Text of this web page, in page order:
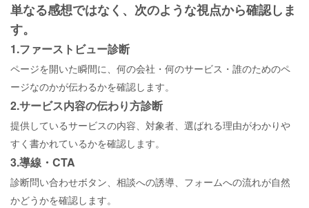
単なる感想ではなく、次のような視点から確認しま
す。
1.ファーストビュー診断
ページを開いた瞬間に、何の会社・何のサービス・誰のためのペ
ージなのかが伝わるかを確認します。
2.サービス内容の伝わり方診断
提供しているサービスの内容、対象者、選ばれる理由がわかりや
すく書かれているかを確認します。
3.導線・ CTA
診断問い合わせボタン、相談への誘導、フォームへの流れが自然
かどうかを確認します。